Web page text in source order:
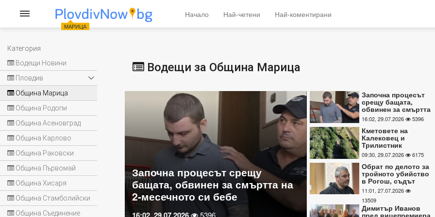
Категория
Водещи Новини
Пловдив
Община Марица
Община Родопи
Община Асеновград
Община Карлово
Община Раковски
Община Първомай
Община Хисаря
Община Стамболийски
Община Съединение
МАРИЦА
Начало Най-четени Най-коментирани
Водещи за Община Марица
срещу
за смъртта на
си бебе
5396
Кметовете на Калековец и
Трилистник настояват за
спешно почистване на река
Стряма
6175
Обрат по делото за
убийство в Рогош,
неясноти около
от жертвите
13509
Започна процесът
срещу бащата,
обвинен за смъртта
на 2-месечното си
бебе
16:02, 29.07.2026 5396
Кметовете на
Калековец и
Трилистник
настояват за
спешно почистване
на река Стряма
09:30, 29.07.2026 6175
Обрат по делото за
тройното убийство
в Рогош, съдът
откри неясноти
около смъртта на
две от жертвите
11:01, 27.07.2026
13509
Димитър Иванов
пред вицепремиера